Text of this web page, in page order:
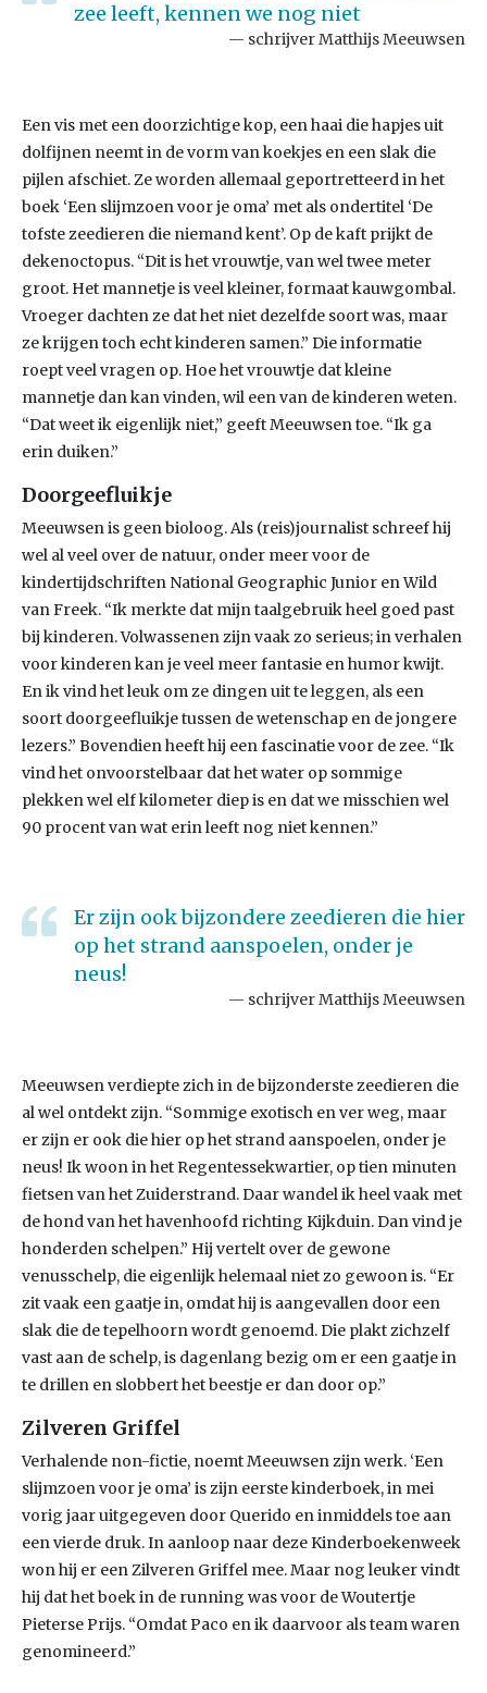
zee leeft, kennen we nog niet
schrijver Matthijs Meeuwsen
Een vis met een doorzichtige kop, een haai die hapjes uit
dolfijnen neemt in de vorm van koekjes en een slak die
pijlen afschiet. Ze worden allemaal geportretteerd in het
boek ‘Een slijmzoen voor je oma’ met als ondertitel ‘De
tofste zeedieren die niemand kent’. Op de kaft prijkt de
dekenoctopus. “Dit is het vrouwtje, van wel twee meter
groot. Het mannetje is veel kleiner, formaat kauwgombal.
Vroeger dachten ze dat het niet dezelfde soort was, maar
ze krijgen toch echt kinderen samen.” Die informatie
roept veel vragen op. Hoe het vrouwtje dat kleine
mannetje dan kan vinden, wil een van de kinderen weten.
“Dat weet ik eigenlijk niet,” geeft Meeuwsen toe. “Ik ga
erin duiken.”
Doorgeefluikje
Meeuwsen is geen bioloog. Als (reis)journalist schreef hij
wel al veel over de natuur, onder meer voor de
kindertijdschriften National Geographic Junior en Wild
van Freek. “Ik merkte dat mijn taalgebruik heel goed past
bij kinderen. Volwassenen zijn vaak zo serieus; in verhalen
voor kinderen kan je veel meer fantasie en humor kwijt.
En ik vind het leuk om ze dingen uit te leggen, als een
soort doorgeefluikje tussen de wetenschap en de jongere
lezers.” Bovendien heeft hij een fascinatie voor de zee. “Ik
vind het onvoorstelbaar dat het water op sommige
plekken wel elf kilometer diep is en dat we misschien wel
90 procent van wat erin leeft nog niet kennen.”
Er zijn ook bijzondere zeedieren die hier
op het strand aanspoelen, onder je
neus!
schrijver Matthijs Meeuwsen
Meeuwsen verdiepte zich in de bijzonderste zeedieren die
al wel ontdekt zijn. “Sommige exotisch en ver weg, maar
er zijn er ook die hier op het strand aanspoelen, onder je
neus! Ik woon in het Regentessekwartier, op tien minuten
fietsen van het Zuiderstrand. Daar wandel ik heel vaak met
de hond van het havenhoofd richting Kijkduin. Dan vind je
honderden schelpen.” Hij vertelt over de gewone
venusschelp, die eigenlijk helemaal niet zo gewoon is. “Er
zit vaak een gaatje in, omdat hij is aangevallen door een
slak die de tepelhoorn wordt genoemd. Die plakt zichzelf
vast aan de schelp, is dagenlang bezig om er een gaatje in
te drillen en slobbert het beestje er dan door op.”
Zilveren Griffel
Verhalende non-fictie, noemt Meeuwsen zijn werk. ‘Een
slijmzoen voor je oma’ is zijn eerste kinderboek, in mei
vorig jaar uitgegeven door Querido en inmiddels toe aan
een vierde druk. In aanloop naar deze Kinderboekenweek
won hij er een Zilveren Griffel mee. Maar nog leuker vindt
hij dat het boek in de running was voor de Woutertje
Pieterse Prijs. “Omdat Paco en ik daarvoor als team waren
genomineerd.”